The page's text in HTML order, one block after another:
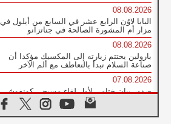
08.08.2026
البابا لاوُن الرابع عشر في السابع من أيلول في
مزار أم المشورة الصالحة في جناتزانو
08.08.2026
بارولين يختتم زيارته إلى المكسيك مؤكدا أن
صناعة السلام تبدأ بالتعاطف مع ألم الآخر
07.08.2026
صدور بيان ختامي لأول لقاء مسيحي كونفوشي
بمشاركة الدائرة الفاتيكانية للحوار بين الأديان
07.08.2026